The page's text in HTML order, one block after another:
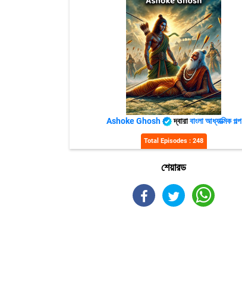
Ashoke Ghosh দ্বারাবাংলা আধ্যাত্মিক গল্প
Total Episodes : 248
শেয়ারড